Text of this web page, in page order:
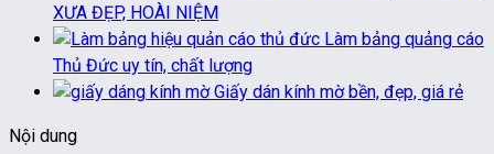
XƯA ĐẸP, HOÀI NIỆM
Làm bảng quảng cáo
Thủ Đức uy tín, chất lượng
Giấy dán kính mờ bền, đẹp, giá rẻ
Nội dung